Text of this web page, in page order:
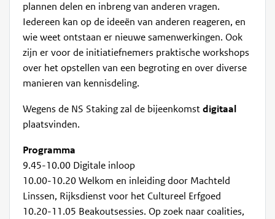
plannen delen en inbreng van anderen vragen.
Iedereen kan op de ideeën van anderen reageren, en
wie weet ontstaan er nieuwe samenwerkingen. Ook
zijn er voor de initiatiefnemers praktische workshops
over het opstellen van een begroting en over diverse
manieren van kennisdeling.
Wegens de NS Staking zal de bijeenkomstdigitaal
plaatsvinden.
Programma
9.45-10.00 Digitale inloop
10.00-10.20 Welkom en inleiding door Machteld
Linssen, Rijksdienst voor het Cultureel Erfgoed
10.20-11.05 Beakoutsessies. Op zoek naar coalities,